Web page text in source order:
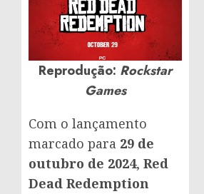
Reprodução: Rockstar
Games
Com o lançamento
marcado para 29 de
outubro de 2024, Red
Dead Redemption